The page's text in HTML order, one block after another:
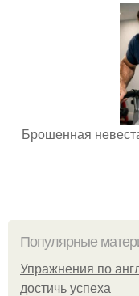
Брошенная
Популярные
Упражнения по
достичь успеха